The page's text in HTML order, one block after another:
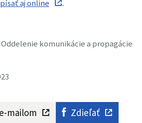
aj online
.
Oddelenie komunikácie a propagácie
mailom Zdieľať